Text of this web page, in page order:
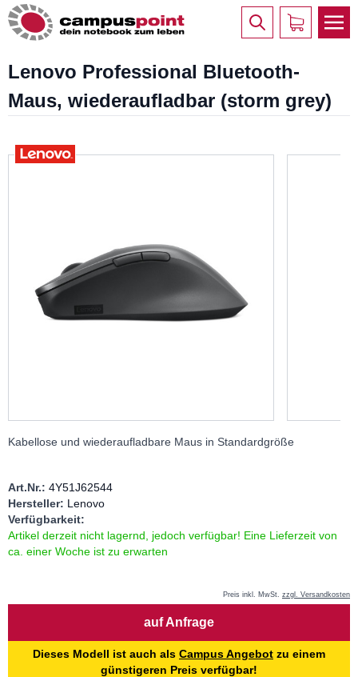
Lenovo Professional Bluetooth-
Maus, wiederaufladbar (storm grey)
Kabellose und wiederaufladbare Maus in Standardgröße
Art.Nr.: 4Y51J62544
Hersteller: Lenovo
Verfügbarkeit:
Artikel derzeit nicht lagernd, jedoch verfügbar! Eine Lieferzeit von
ca. einer Woche ist zu erwarten
Preis inkl. MwSt. zzgl. Versandkosten
auf Anfrage
Dieses Modell ist auch als Campus Angebot zu einem
günstigeren Preis verfügbar!